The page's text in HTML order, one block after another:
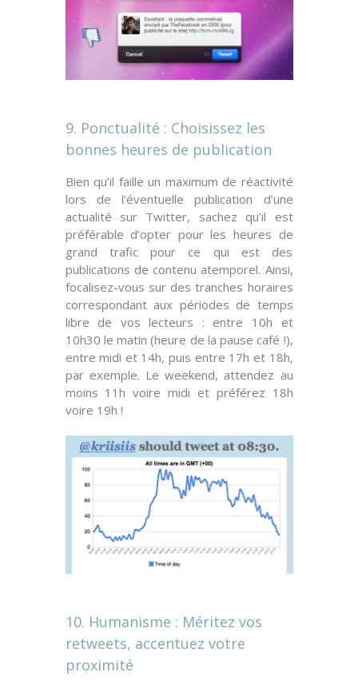
9. Ponctualité : Choisissez les
bonnes heures de publication
Bien qu’il faille un maximum de réactivité
lors de l’éventuelle publication d’une
actualité sur Twitter, sachez qu’il est
préférable d’opter pour les heures de
grand trafic pour ce qui est des
publications de contenu atemporel. Ainsi,
focalisez-vous sur destranches horaires
correspondant aux périodes de temps
libre de vos lecteurs : entre 10h et
10h30 le matin (heure de la pause café !),
entre midi et 14h, puis entre 17h et 18h,
par exemple. Le weekend, attendez au
moins 11h voire midi et préférez 18h
voire 19h !
10. Humanisme : Méritez vos
retweets, accentuez votre
proximité